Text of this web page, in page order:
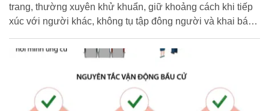
trang, thường xuyên khử khuẩn, giữ khoảng cách khi tiếp
xúc với người khác, không tụ tập đông người và khai báo